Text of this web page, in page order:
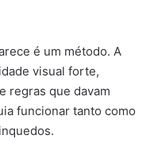
é um método. A
visual forte,
regras que davam
funcionar tanto como